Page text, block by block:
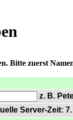
Bitte zuerst
z. B.
Server-Zeit: